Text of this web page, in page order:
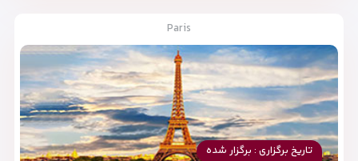
Paris
تاریخ برگزاری : برگزار شده